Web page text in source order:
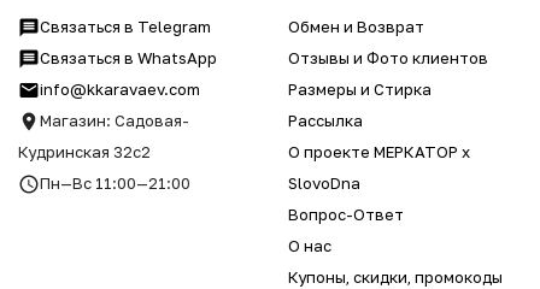
Связаться в Telegram
Связаться в WhatsApp
info@kkaravaev.com
Магазин: Садовая-
Кудринская 32с2
Пн—Вс 11:00—21:00
Обмен и Возврат
Отзывы и Фото клиентов
Размеры и Стирка
Рассылка
О проекте МЕРКАТОР x
SlovoDna
Вопрос-Ответ
О нас
Купоны, скидки, промокоды